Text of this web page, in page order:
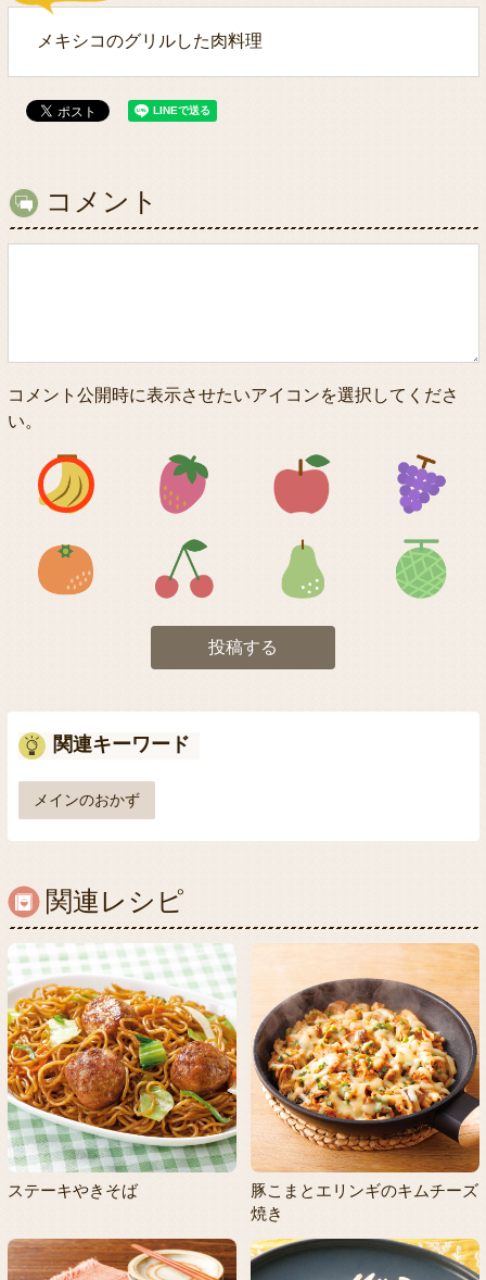
メキシコのグリルした肉料理
コメント
コメント公開時に表示させたいアイコンを選択してくださ
い。
アイコン1 アイコン2 アイコン3
アイコン5 アイコン6 アイコン7
投稿する
関連キーワード
メインのおかず
関連レシピ
ステーキやきそば
豚こまとエリンギのキムチーズ
焼き